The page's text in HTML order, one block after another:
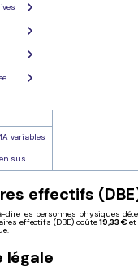
sont incompressibles. Ils
Sociétés (RCS) coûte
:
variables
sus
effectifs
dire les personnes physiques
effectifs (DBE) coûte19,33 € et
légale